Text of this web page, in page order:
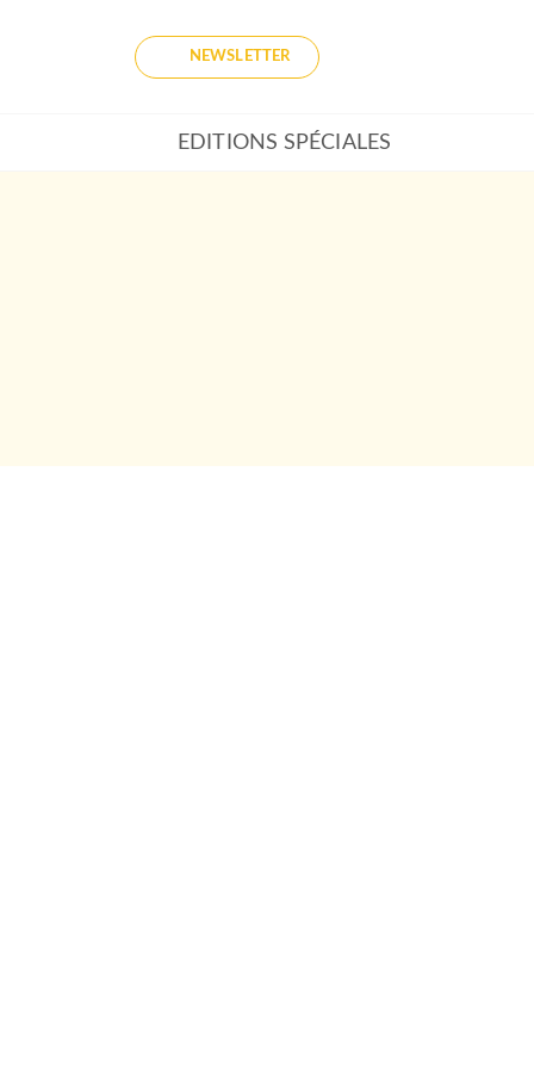
NEWSLETTER
EDITIONS SPÉCIALES